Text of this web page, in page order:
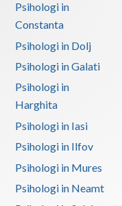
Psihologi in
Constanta
Psihologi in Dolj
Psihologi in Galati
Psihologi in
Harghita
Psihologi in Iasi
Psihologi in Ilfov
Psihologi in Mures
Psihologi in Neamt